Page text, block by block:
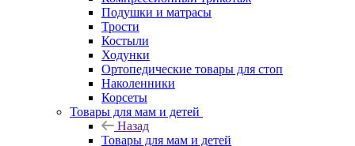
Подушки и матрасы
Трости
Костыли
Ходунки
Ортопедические товары для стоп
Наколенники
Корсеты
Товары для мам и детей
Назад
Товары для мам и детей